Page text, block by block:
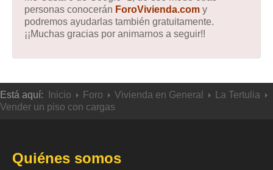
personas conocerán ForoVivienda.com y
podremos ayudarlas también gratuitamente.
¡¡Muchas gracias por animarnos a seguir!!
Está aquí: Inicio Foro Vivienda en General
La Tertulia
Vender un piso con cargas
Quiénes somos